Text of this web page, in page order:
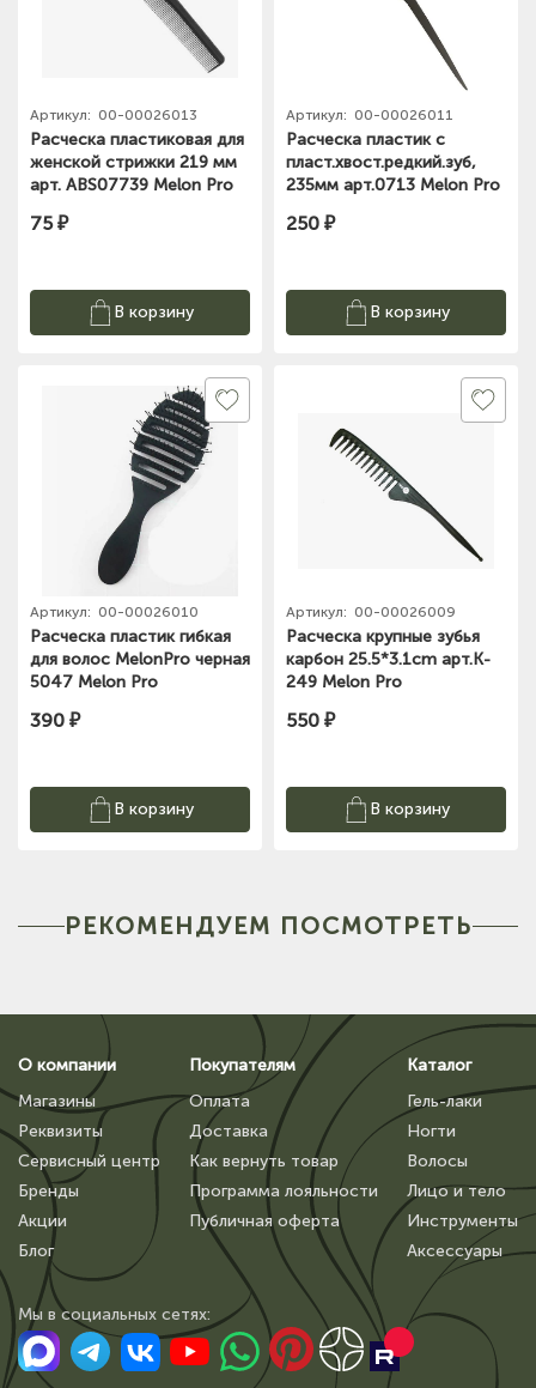
Артикул: 00-00026013
Расческа пластиковая для
женской стрижки 219 мм
арт. ABS07739 Melon Pro
75 ₽
В корзину
Артикул: 00-00026011
Расческа пластик с
пласт.хвост.редкий.зуб,
235мм арт.0713 Melon Pro
250 ₽
В корзину
Артикул: 00-00026010
Расческа пластик гибкая
для волос MelonPro черная
5047 Melon Pro
390 ₽
В корзину
Артикул: 00-00026009
Расческа крупные зубья
карбон 25.5*3.1cm арт.K-
249 Melon Pro
550 ₽
В корзину
РЕКОМЕНДУЕМ ПОСМОТРЕТЬ
О компании
Магазины
Реквизиты
Сервисный центр
Бренды
Акции
Блог
Покупателям
Оплата
Доставка
Как вернуть товар
Программа лояльности
Публичная оферта
Каталог
Гель-лаки
Ногти
Волосы
Лицо и тело
Инструменты
Аксессуары
Мы в сoциальных сетях: